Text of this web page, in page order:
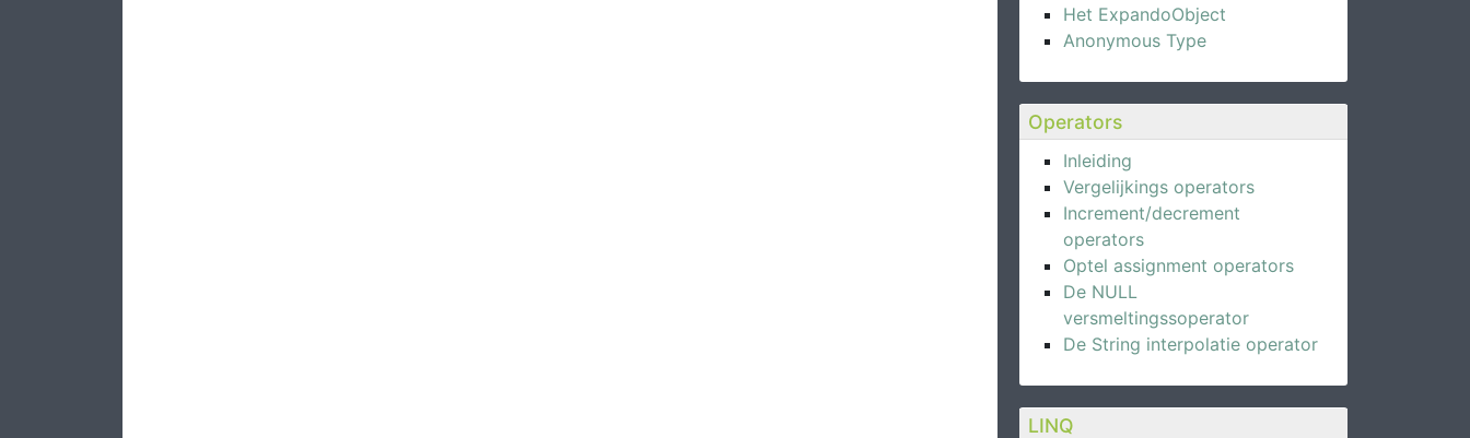
Het ExpandoObject
Anonymous Type
Operators
Inleiding
Vergelijkings operators
Increment/decrement
operators
Optel assignment operators
De NULL
versmeltingssoperator
De String interpolatie operator
LINQ